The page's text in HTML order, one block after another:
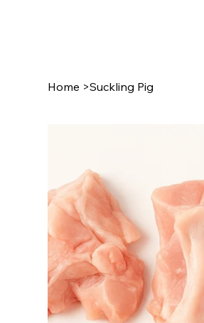
Home >Suckling Pig